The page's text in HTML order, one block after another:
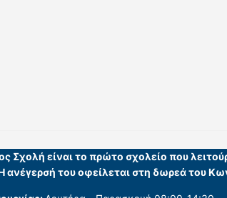
Σχολή είναι το πρώτο σχολείο που
ανέγερσή του οφείλεται στη δωρεά του